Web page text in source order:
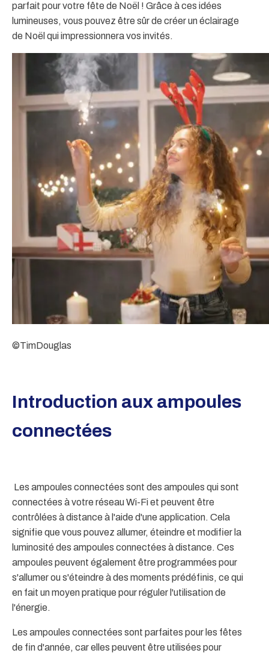
parfait pour votre fête de Noël ! Grâce à ces idées
lumineuses, vous pouvez être sûr de créer un éclairage
de Noël qui impressionnera vos invités.
©TimDouglas
Introduction aux ampoules
connectées
Les ampoules connectées sont des ampoules qui sont
connectées à votre réseau Wi-Fi et peuvent être
contrôlées à distance à l'aide d'une application. Cela
signifie que vous pouvez allumer, éteindre et modifier la
luminosité des ampoules connectées à distance. Ces
ampoules peuvent également être programmées pour
s'allumer ou s'éteindre à des moments prédéfinis, ce qui
en fait un moyen pratique pour réguler l'utilisation de
l'énergie.
Les ampoules connectées sont parfaites pour les fêtes
de fin d'année, car elles peuvent être utilisées pour